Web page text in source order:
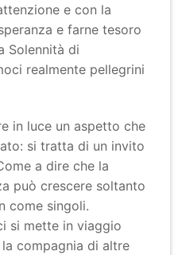
e con la
e farne tesoro
Solennità di
realmente pellegrini
in luce un aspetto che
si tratta di un invito
a dire che la
può crescere soltanto
come singoli.
si mette in viaggio
compagnia di altre